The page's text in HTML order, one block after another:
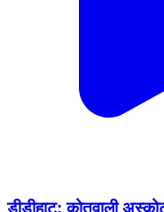
डीडीहाट: कोतवाली